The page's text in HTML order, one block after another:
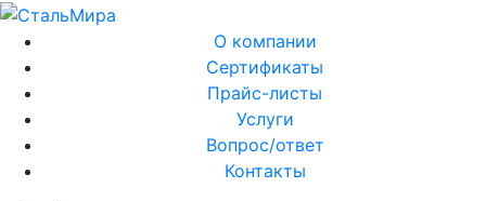
О компании
Сертификаты
Прайс-листы
Услуги
Вопрос/ответ
Контакты